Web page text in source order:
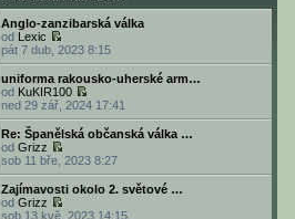
k ř
í
p
ě
v
e
k
e
n
í
p
ř
í
s
p
ě
v
k
o
s
l
e
d
n
í
p
ř
í
p
ě
v
a
z
t
p
o
s
l
e
n
í
p
ř
í
Anglo-zanzibarská válka
od Lexic
Z
o
b
r
a
z
i
t
p
o
s
l
pát 7 dub, 2023 8:15
uniforma rakousko-uherské arm…
od KuKIR100
Z
o
b
r
a
z
t
p
ned 29 zář, 2024 17:41
Re: Španělská občanská válka …
od Grizz
Z
o
b
r
a
sob 11 bře, 2023 8:27
Zajímavosti okolo 2. světové …
od Grizz
Z
sob 13 kvě, 2023 14:15